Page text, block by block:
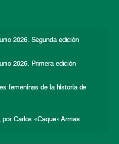
2026. Segunda edición
2026. Primera edición
femeninas de la historia de
Carlos «Caque» Armas